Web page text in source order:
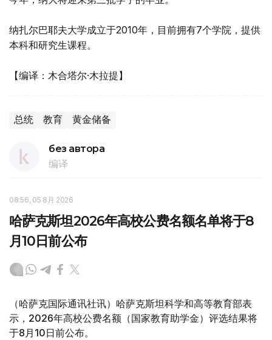
纳扎尔巴耶夫大学成立于2010年，目前拥有7个学院，提供
本科和研究生课程。
【编译：木合塔尔·木拉提】
总统 教育 黄金储备
без автора
编译
08:56, 05 8月 2026
哈萨克斯坦2026年高校公费名额名单将于8
月10日前公布
（哈萨克国际通讯社讯）哈萨克斯坦科学和高等教育部表
示，2026年高校公费名额（国家教育助学金）评选结果将
于8月10日前公布。